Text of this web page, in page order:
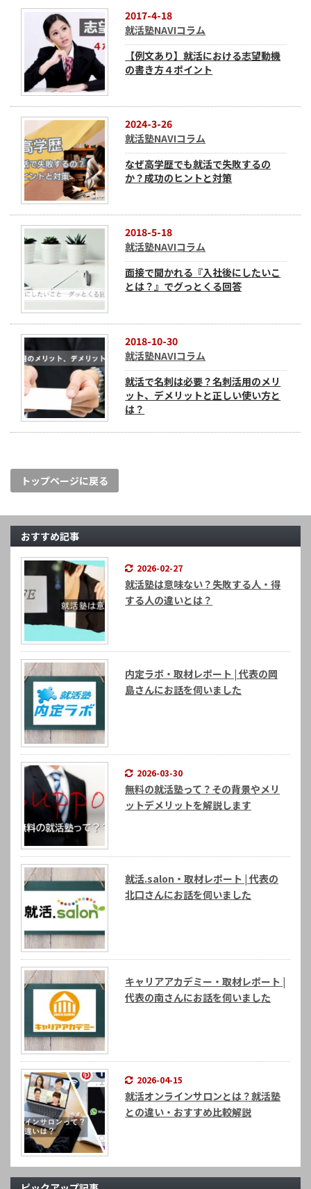
2017-4-18
就活塾NAVIコラム
【例文あり】就活における志望動機
の書き方４ポイント
2024-3-26
就活塾NAVIコラム
なぜ高学歴でも就活で失敗するの
か？成功のヒントと対策
2018-5-18
就活塾NAVIコラム
面接で聞かれる『入社後にしたいこ
とは？』でグっとくる回答
2018-10-30
就活塾NAVIコラム
就活で名刺は必要？名刺活用のメリ
ット、デメリットと正しい使い方と
は？
トップページに戻る
おすすめ記事
2026-02-27
就活塾は意味ない？失敗する人・得
する人の違いとは？
内定ラボ・取材レポート | 代表の岡
島さんにお話を伺いました
2026-03-30
無料の就活塾って？その背景やメリ
ットデメリットを解説します
就活.salon・取材レポート | 代表の
北口さんにお話を伺いました
キャリアアカデミー・取材レポート |
代表の南さんにお話を伺いました
2026-04-15
就活オンラインサロンとは？就活塾
との違い・おすすめ比較解説